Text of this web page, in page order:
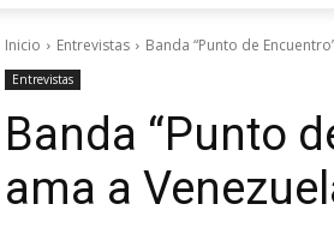
Inicio Entrevistas Banda “Punto de
Entrevistas
Banda “Punto
ama a